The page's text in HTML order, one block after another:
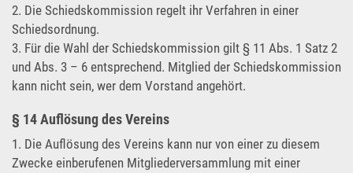
2. Die Schiedskommission regelt ihr Verfahren in einer
Schiedsordnung.
3. Für die Wahl der Schiedskommission gilt § 11 Abs. 1 Satz 2
und Abs. 3 – 6 entsprechend. Mitglied der Schiedskommission
kann nicht sein, wer dem Vorstand angehört.
§ 14 Auflösung des Vereins
1. Die Auflösung des Vereins kann nur von einer zu diesem
Zwecke einberufenen Mitgliederversammlung mit einer